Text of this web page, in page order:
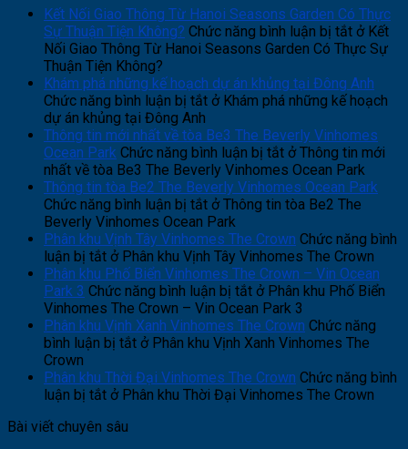
Kết Nối Giao Thông Từ Hanoi Seasons Garden Có Thực
Sự Thuận Tiện Không? Chức năng bình luận bị tắt ở Kết
Nối Giao Thông Từ Hanoi Seasons Garden Có Thực Sự
Thuận Tiện Không?
Khám phá những kế hoạch dự án khủng tại Đông Anh
Chức năng bình luận bị tắt ở Khám phá những kế hoạch
dự án khủng tại Đông Anh
Thông tin mới nhất về tòa Be3 The Beverly Vinhomes
Ocean Park Chức năng bình luận bị tắt ở Thông tin mới
nhất về tòa Be3 The Beverly Vinhomes Ocean Park
Thông tin tòa Be2 The Beverly Vinhomes Ocean Park
Chức năng bình luận bị tắt ở Thông tin tòa Be2 The
Beverly Vinhomes Ocean Park
Phân khu Vịnh Tây Vinhomes The Crown Chức năng bình
luận bị tắt ở Phân khu Vịnh Tây Vinhomes The Crown
Phân khu Phố Biển Vinhomes The Crown – Vin Ocean
Park 3 Chức năng bình luận bị tắt ở Phân khu Phố Biển
Vinhomes The Crown – Vin Ocean Park 3
Phân khu Vịnh Xanh Vinhomes The Crown Chức năng
bình luận bị tắt ở Phân khu Vịnh Xanh Vinhomes The
Crown
Phân khu Thời Đại Vinhomes The Crown Chức năng bình
luận bị tắt ở Phân khu Thời Đại Vinhomes The Crown
Bài viết chuyên sâu